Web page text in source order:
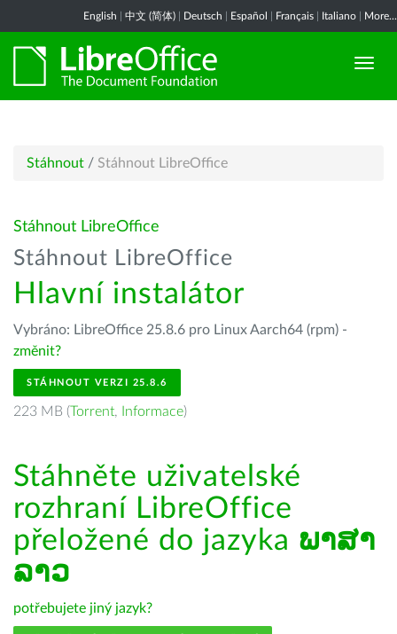
English 中文 (简体) Deutsch Español Français Italiano More...
Stáhnout / Stáhnout LibreOffice
Stáhnout LibreOffice
Stáhnout LibreOffice
Hlavní instalátor
Vybráno: LibreOffice 25.8.6 pro Linux Aarch64 (rpm) -
změnit?
STÁHNOUT VERZI 25.8.6
223 MB (Torrent, Informace)
Stáhněte uživatelské
rozhraní LibreOffice
přeložené do jazyka ພາສາ
ລາວ
potřebujete jiný jazyk?